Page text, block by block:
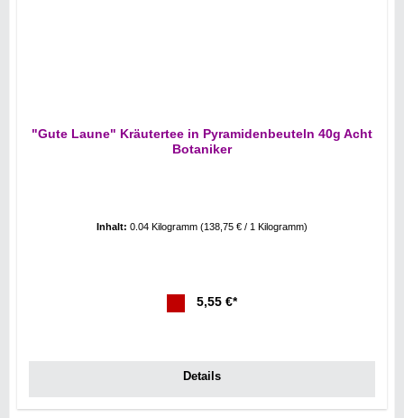
"Gute Laune" Kräutertee in Pyramidenbeuteln 40g Acht
Botaniker
Inhalt: 0.04 Kilogramm (138,75 € / 1 Kilogramm)
5,55 €*
Details